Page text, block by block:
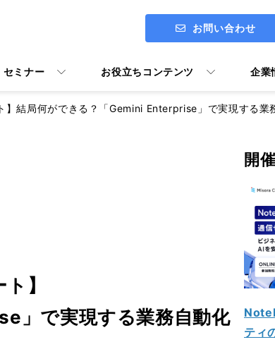
お問い合わせ
Google Workspace活用マニュアル
ユーザー向けトレーニング Y's UP Skill
セミナー お役立ちコンテンツ 企業
結局何ができる？「Gemini Enterprise」で実現する業
】
」で実現する業務自動化
開
ティ